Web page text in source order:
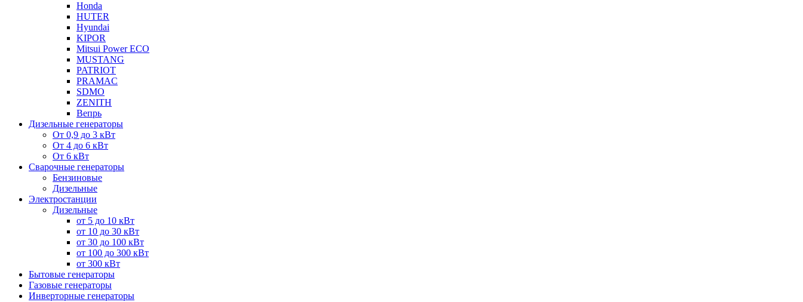
Honda
HUTER
Hyundai
KIPOR
Mitsui Power ECO
MUSTANG
PATRIOT
PRAMAC
SDMO
ZENITH
Вепрь
Дизельные генераторы
От 0,9 до 3 кВт
От 4 до 6 кВт
От 6 кВт
Сварочные генераторы
Бензиновые
Дизельные
Электростанции
Дизельные
от 5 до 10 кВт
от 10 до 30 кВт
от 30 до 100 кВт
от 100 до 300 кВт
от 300 кВт
Бытовые генераторы
Газовые генераторы
Инверторные генераторы